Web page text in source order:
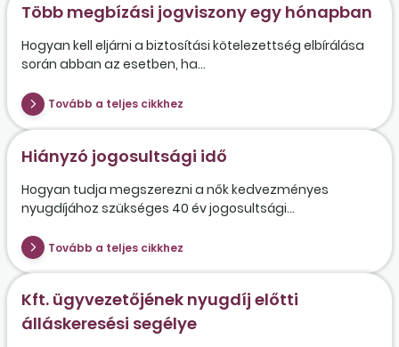
Több megbízási jogviszony egy hónapban
Hogyan kell eljárni a biztosítási kötelezettség elbírálása
során abban az esetben, ha...
Tovább a teljes cikkhez
Hiányzó jogosultsági idő
Hogyan tudja megszerezni a nők kedvezményes
nyugdíjához szükséges 40 év jogosultsági...
Tovább a teljes cikkhez
Kft. ügyvezetőjének nyugdíj előtti
álláskeresési segélye